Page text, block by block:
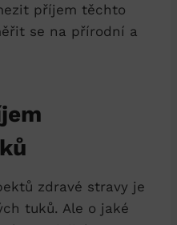
příjem těchto
se na přírodní a
zdravé stravy je
tuků. Ale o jaké